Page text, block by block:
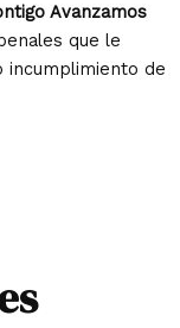
Avanzamos
que le
incumplimiento de